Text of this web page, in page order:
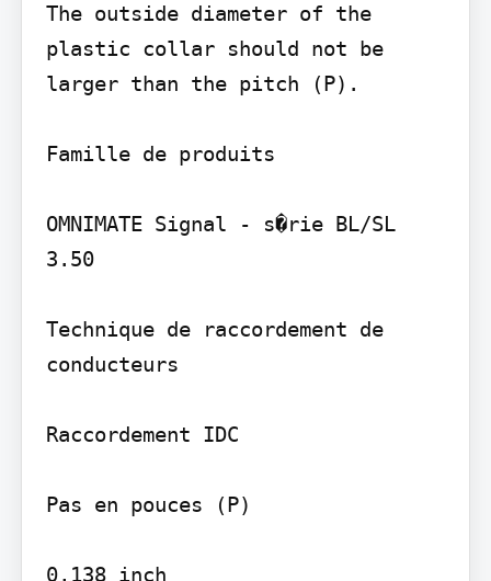
The outside diameter of the
plastic collar should not be
larger than the pitch (P).
Famille de produits
OMNIMATE Signal - s�rie BL/SL
3.50
Technique de raccordement de
conducteurs
Raccordement IDC
Pas en pouces (P)